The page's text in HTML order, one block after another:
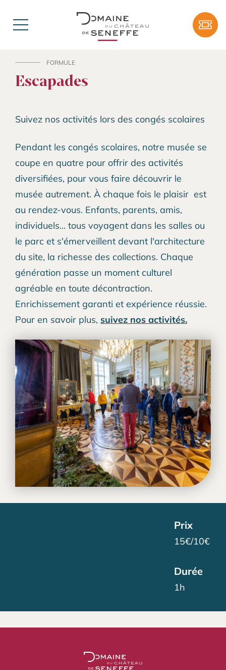
Menu
Escapades
FORMULE
Suivez nos activités lors des congés scolaires
Pendant les congés scolaires, notre musée se
coupe en quatre pour offrir des activités
diversifiées, pour vous faire découvrir le
musée autrement. À chaque fois le plaisir est
au rendez-vous. Enfants, parents, amis,
individuels... tous voyagent dans les salles ou
le parc et s'émerveillent devant l'architecture
du site, la richesse des collections. Chaque
génération passe un moment culturel
agréable en toute décontraction.
Enrichissement garanti et expérience réussie.
Pour en savoir plus, suivez nos activités.
Prix
15€/10€
Durée
1h